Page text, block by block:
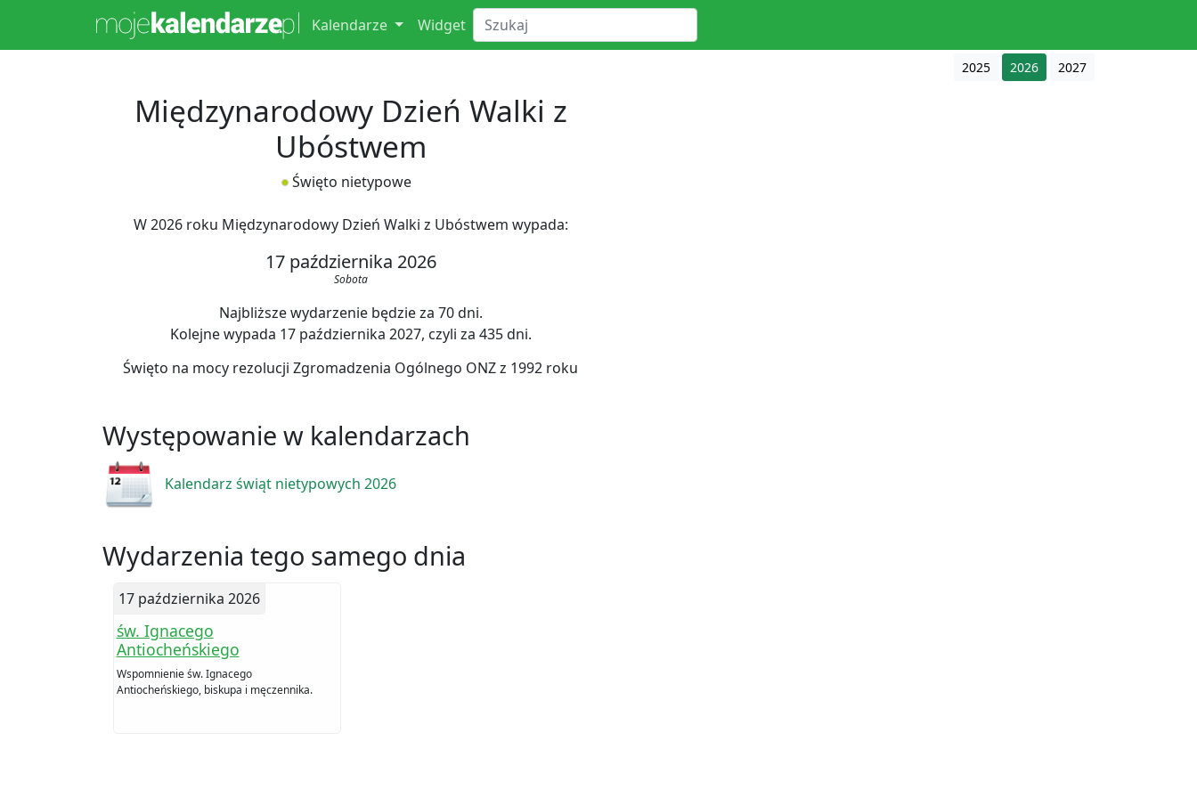
Kalendarze Widget
2025 2026 2027
Międzynarodowy Dzień Walki z
Ubóstwem
Święto nietypowe
W 2026 roku Międzynarodowy Dzień Walki z Ubóstwem wypada:
17 października 2026
Sobota
Najbliższe wydarzenie będzie za 70 dni.
Kolejne wypada 17 października 2027, czyli za 435 dni.
Święto na mocy rezolucji Zgromadzenia Ogólnego ONZ z 1992 roku
Występowanie w kalendarzach
Kalendarz świąt nietypowych 2026
Wydarzenia tego samego dnia
17 października 2026
św. Ignacego
Antiocheńskiego
Wspomnienie św. Ignacego
Antiocheńskiego, biskupa i męczennika.